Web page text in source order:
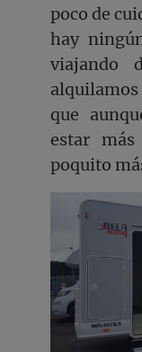
poco de
hay
viajando
que
estar
poquito